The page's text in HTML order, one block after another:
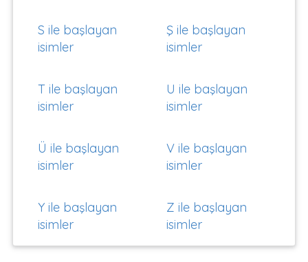
S ile başlayan
isimler
Ş ile başlayan
isimler
T ile başlayan
isimler
U ile başlayan
isimler
Ü ile başlayan
isimler
V ile başlayan
isimler
Y ile başlayan
isimler
Z ile başlayan
isimler